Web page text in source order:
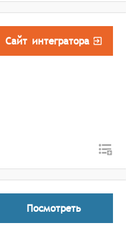
Сайт интегратора
Посмотреть